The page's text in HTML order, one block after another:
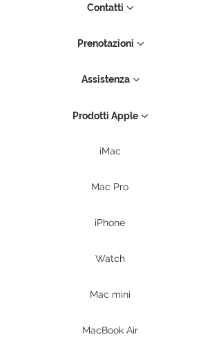
Contatti
Prenotazioni
Assistenza
Prodotti Apple
iMac
Mac Pro
iPhone
Watch
Mac mini
MacBook Air